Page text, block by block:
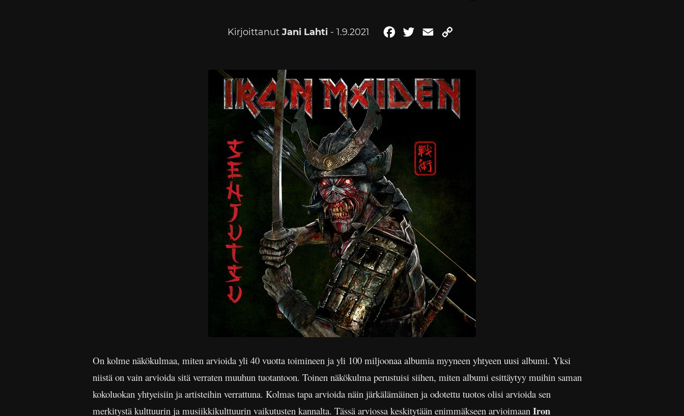
Kirjoittanut Jani Lahti- 1.9.2021 FacebookTwitterEmail
On kolme näkökulmaa, miten arvioida yli 40 vuotta toimineen ja yli 100 miljoonaa albumia myyneen yhtyeen uusi albumi. Yksi
niistä on vain arvioida sitä verraten muuhun tuotantoon. Toinen näkökulma perustuisi siihen, miten albumi esittäytyy muihin saman
kokoluokan yhtyeisiin ja artisteihin verrattuna. Kolmas tapa arvioida näin järkälämäinen ja odotettu tuotos olisi arvioida sen
merkitystä kulttuurin ja musiikkikulttuurin vaikutusten kannalta. Tässä arviossa keskitytään enimmäkseen arvioimaan Iron